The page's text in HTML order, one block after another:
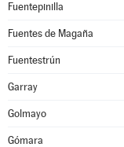
Fuentepinilla
Fuentes de Magaña
Fuentestrún
Garray
Golmayo
Gómara